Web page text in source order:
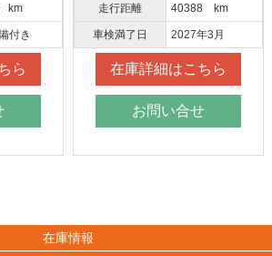
km
付き
ら
走行距離 40388 km
車検満了日 2027年3月
在庫詳細はこちら
お問い合せ
在庫情報